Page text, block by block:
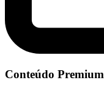
Conteúdo Premium